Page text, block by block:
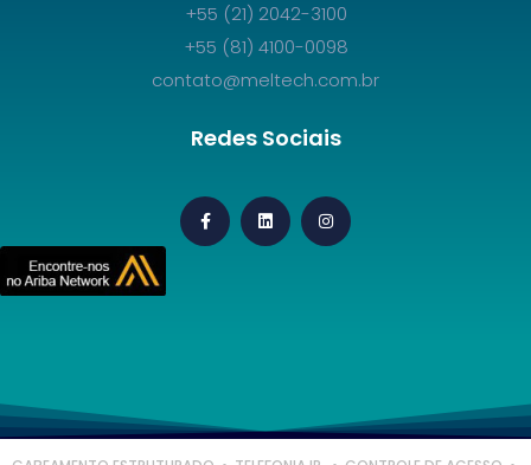
+55 (21) 2042-3100
+55 (81) 4100-0098
contato@meltech.com.br
Redes Sociais